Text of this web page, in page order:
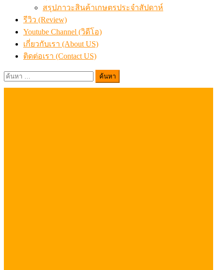
สรุปภาวะสินค้าเกษตรประจำสัปดาห์
รีวิว (Review)
Youtube Channel (วิดีโอ)
เกี่ยวกับเรา (About US)
ติดต่อเรา (Contact US)
ค้นหา
สำหรับ: